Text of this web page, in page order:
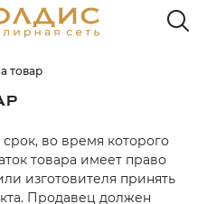
товар
во время которого
товара имеет право
изготовителя принять
Продавец должен